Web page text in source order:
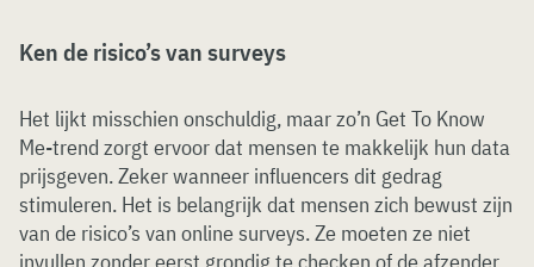
Ken de risico’s van surveys
Het lijkt misschien onschuldig, maar zo’n Get To Know
Me-trend zorgt ervoor dat mensen te makkelijk hun data
prijsgeven. Zeker wanneer influencers dit gedrag
stimuleren. Het is belangrijk dat mensen zich bewust zijn
van de risico’s van online surveys. Ze moeten ze niet